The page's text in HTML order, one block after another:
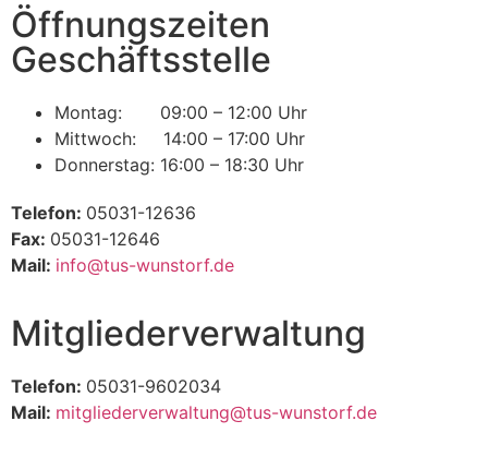
Öffnungszeiten
Geschäftsstelle
Montag: 09:00 – 12:00 Uhr
Mittwoch: 14:00 – 17:00 Uhr
Donnerstag: 16:00 – 18:30 Uhr
Telefon: 05031-12636
Fax: 05031-12646
Mail: info@tus-wunstorf.de
Mitgliederverwaltung
Telefon: 05031-9602034
Mail: mitgliederverwaltung@tus-wunstorf.de